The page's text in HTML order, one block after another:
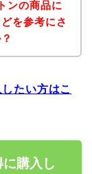
ンの商品に
を参考にさ
たい方はこ
購入し